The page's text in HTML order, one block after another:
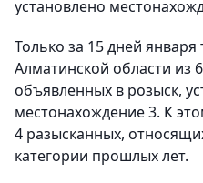
установлено
Только за 15 дней января
Алматинской области из
объявленных в розыск,
местонахождение 3. К
4 разысканных,
категории прошлых лет.